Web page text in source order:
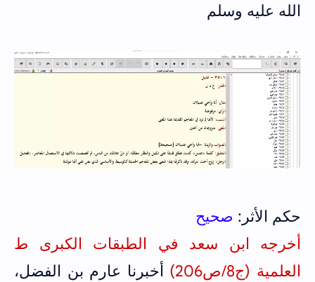
الله عليه وسلم
حكم الأثر: صحيح
أخرجه ابن سعد في الطبقات الكبرى ط
العلمية (ج8/ص206)
أخبرنا عارم بن الفضل،